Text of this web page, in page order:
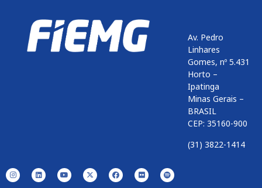
Av. Pedro
Linhares
Gomes, nº 5.431
Horto –
Ipatinga
Minas Gerais –
BRASIL
CEP: 35160-900
(31) 3822-1414